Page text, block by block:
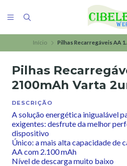
Início Pilhas Recarregáveis AA
Pilhas
2100mAh Varta
DESCRIÇÃO
A solução energética inigualável
exigentes: desfrute da melhor
dispositivo
Único: a mais alta capacidade de
AA com 2.100 mAh
Nível de descarga muito baixo